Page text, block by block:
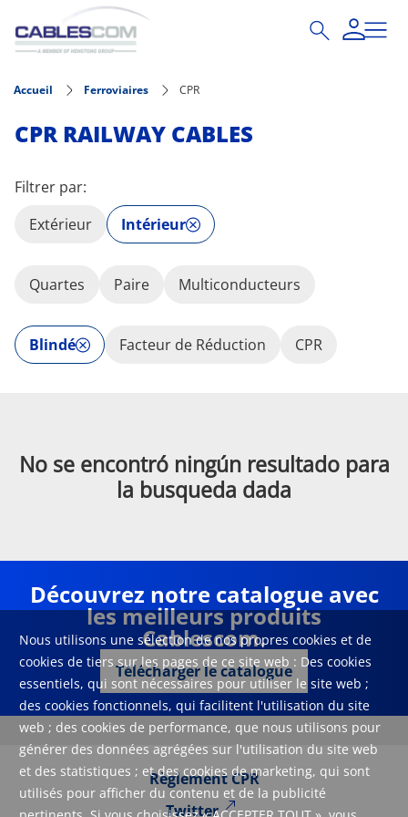
Aller au contenu principal
Nous utilisons une sélection de nos propres cookies et de
cookies de tiers sur les pages de ce site web : Des cookies
essentiels, qui sont nécessaires pour utiliser le site web ;
des cookies fonctionnels, qui facilitent l'utilisation du site
web ; des cookies de performance, que nous utilisons pour
générer des données agrégées sur l'utilisation du site web
et des statistiques ; et des cookies de marketing, qui sont
utilisés pour afficher du contenu et de la publicité
Accueil Ferroviaires CPR
CPR RAILWAY CABLES
Filtrer par:
Extérieur
Intérieur
Quartes Paire Multiconducteurs
Blindé Facteur de Réduction CPR
No se encontró ningún resultado para
la busqueda dada
Découvrez notre catalogue avec
les meilleurs produits
Cablescom.
Télécharger le catalogue
Règlement CPR
Twitter